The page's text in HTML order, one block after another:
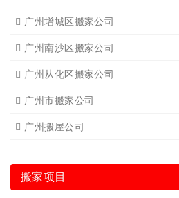
广州增城区搬家公司
广州南沙区搬家公司
广州从化区搬家公司
广州市搬家公司
广州搬屋公司
搬家项目